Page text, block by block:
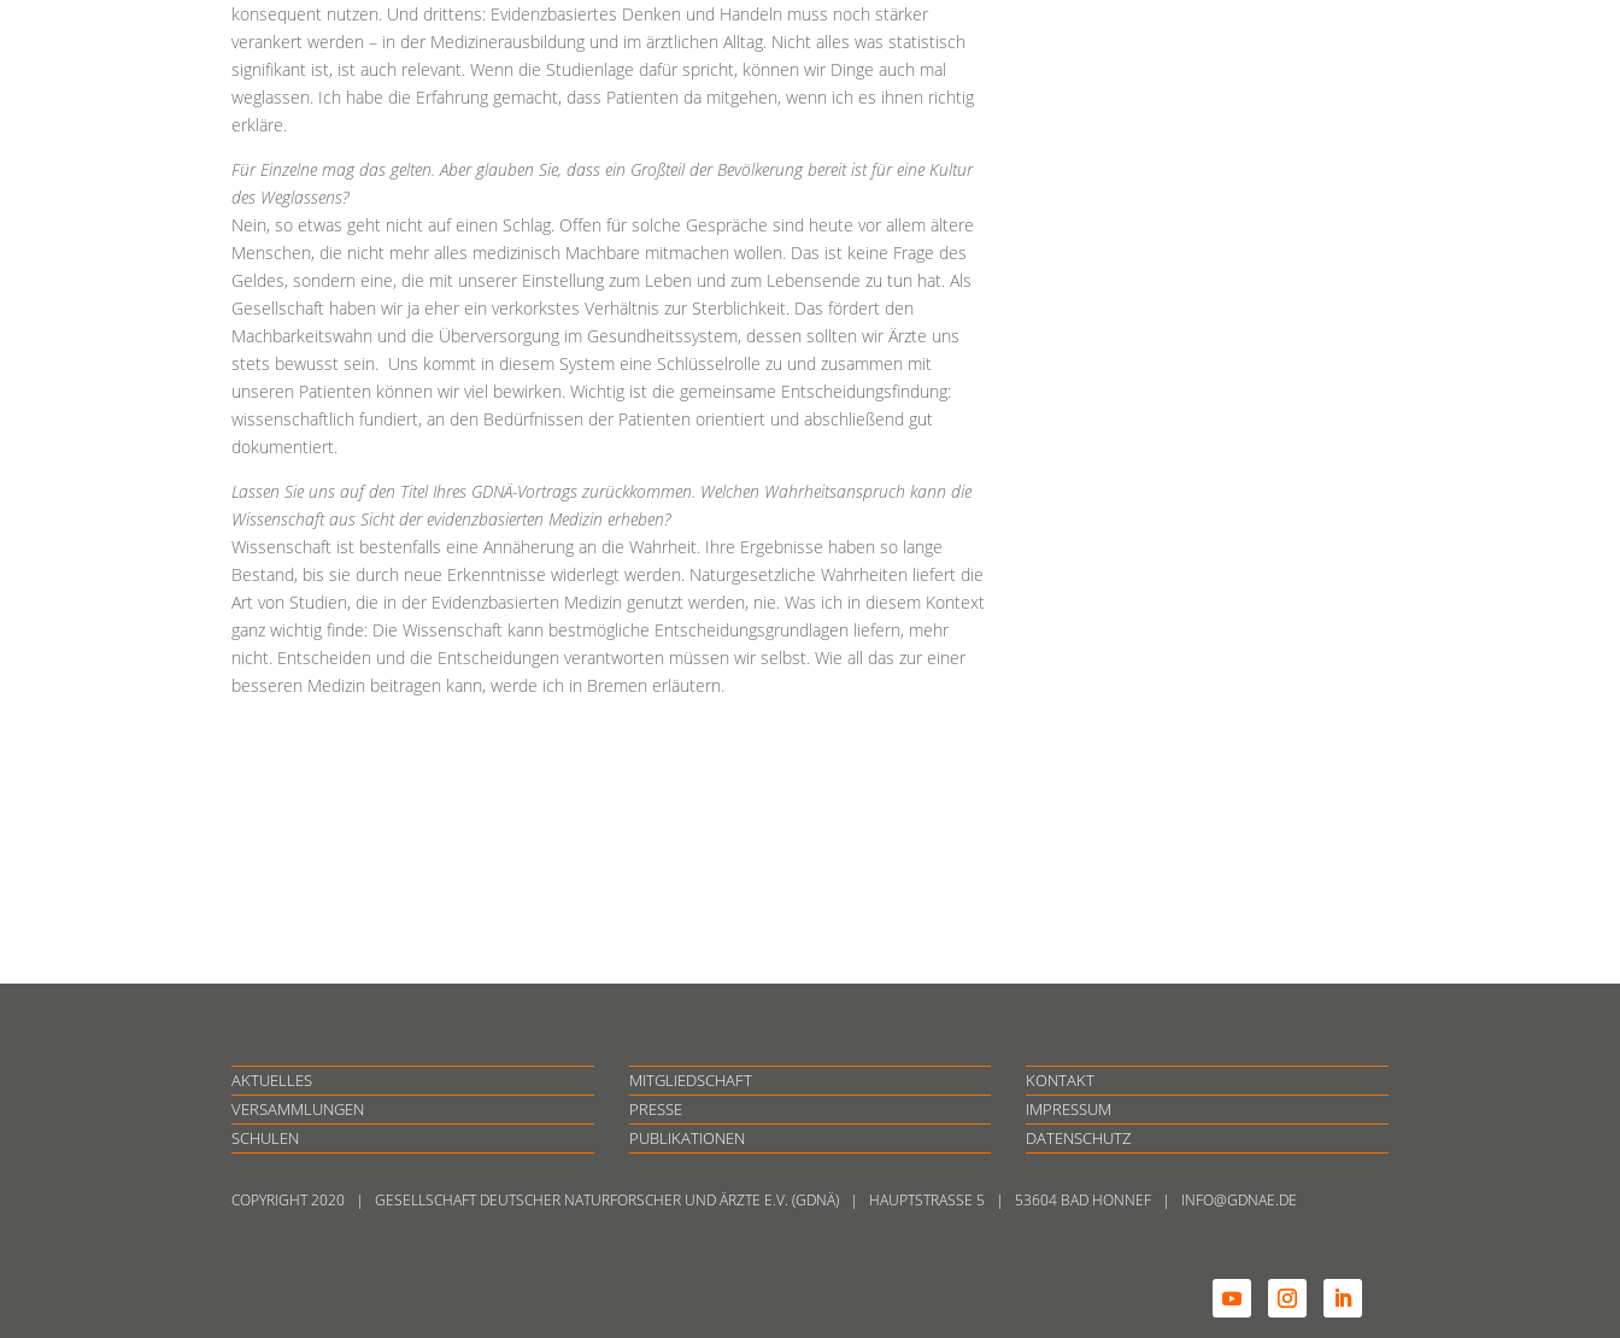
konsequent nutzen. Und drittens: Evidenzbasiertes Denken und Handeln muss noch stärker
verankert werden – in der Medizinerausbildung und im ärztlichen Alltag. Nicht alles was statistisch
signifikant ist, ist auch relevant. Wenn die Studienlage dafür spricht, können wir Dinge auch mal
weglassen. Ich habe die Erfahrung gemacht, dass Patienten da mitgehen, wenn ich es ihnen richtig
erkläre.
Für Einzelne mag das gelten. Aber glauben Sie, dass ein Großteil der Bevölkerung bereit ist für eine Kultur
des Weglassens?
Nein, so etwas geht nicht auf einen Schlag. Offen für solche Gespräche sind heute vor allem ältere
Menschen, die nicht mehr alles medizinisch Machbare mitmachen wollen. Das ist keine Frage des
Geldes, sondern eine, die mit unserer Einstellung zum Leben und zum Lebensende zu tun hat. Als
Gesellschaft haben wir ja eher ein verkorkstes Verhältnis zur Sterblichkeit. Das fördert den
Machbarkeitswahn und die Überversorgung im Gesundheitssystem, dessen sollten wir Ärzte uns
stets bewusst sein. Uns kommt in diesem System eine Schlüsselrolle zu und zusammen mit
unseren Patienten können wir viel bewirken. Wichtig ist die gemeinsame Entscheidungsfindung:
wissenschaftlich fundiert, an den Bedürfnissen der Patienten orientiert und abschließend gut
dokumentiert.
Lassen Sie uns auf den Titel Ihres GDNÄ-Vortrags zurückkommen. Welchen Wahrheitsanspruch kann die
Wissenschaft aus Sicht der evidenzbasierten Medizin erheben?
Wissenschaft ist bestenfalls eine Annäherung an die Wahrheit. Ihre Ergebnisse haben so lange
Bestand, bis sie durch neue Erkenntnisse widerlegt werden. Naturgesetzliche Wahrheiten liefert die
Art von Studien, die in der Evidenzbasierten Medizin genutzt werden, nie. Was ich in diesem Kontext
ganz wichtig finde: Die Wissenschaft kann bestmögliche Entscheidungsgrundlagen liefern, mehr
nicht. Entscheiden und die Entscheidungen verantworten müssen wir selbst. Wie all das zur einer
besseren Medizin beitragen kann, werde ich in Bremen erläutern.
AKTUELLES
VERSAMMLUNGEN
SCHULEN
MITGLIEDSCHAFT
PRESSE
PUBLIKATIONEN
KONTAKT
IMPRESSUM
DATENSCHUTZ
COPYRIGHT 2020 | GESELLSCHAFT DEUTSCHER NATURFORSCHER UND ÄRZTE E.V. (GDNÄ) | HAUPTSTRASSE 5 | 53604 BAD HONNEF | INFO@GDNAE.DE